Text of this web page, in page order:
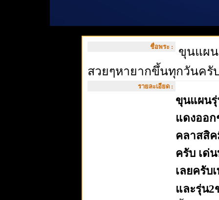
ชื่อพระ :
ขุนแผน
สวยๆหายากขึ้นทุกวันครั
รายละเอียด :
ขุนแผนรุ่
แดงออ
คลาสสิค
ครับ เด่
เลยครับ
และรุ่น2